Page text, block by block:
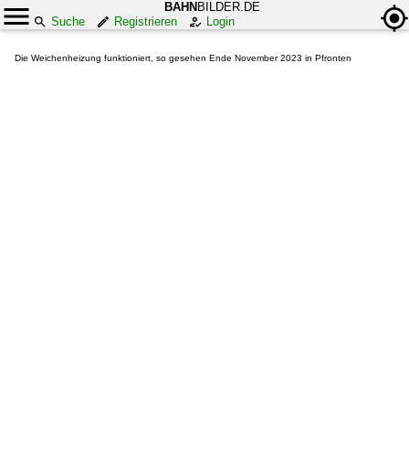
BAHN BILDER.DE
Suche
Registrieren Login
Die Weichenheizung funktioniert, so gesehen Ende November 2023 in Pfronten